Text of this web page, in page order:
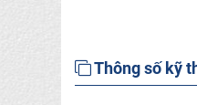
Thông số kỹ